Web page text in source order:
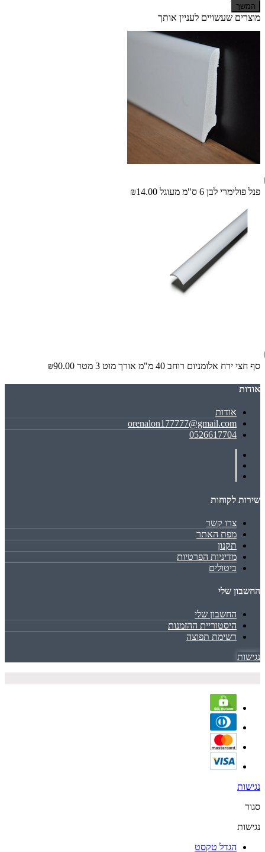
המשך
מוצרים שעשויים לעניין אותך
פנל פולימרי לבן 6 ס"מ מעוגל ₪14.00
סף חצי ירח אלומניום רוחב 40 מ"מ אורך מוט 3 מטר ₪90.00
אודות
אודות
orenalon177777@gmail.com
0526617704
שירות לקוחות
צרו קשר
מפת האתר
תקנון
מדיניות הפרטיות
ביטולים
החשבון שלי
החשבון שלי
היסטוריית ההזמנות
רשימת תפוצה
נגישות
נגישות
סגור
נגישות
הגדל טקסט